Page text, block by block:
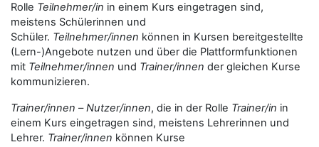
Rolle Teilnehmer/in in einem Kurs eingetragen sind,
meistens Schülerinnen und
Schüler. Teilnehmer/innen können in Kursen bereitgestellte
(Lern-)Angebote nutzen und über die Plattformfunktionen
mit Teilnehmer/innen und Trainer/innen der gleichen Kurse
kommunizieren.
Trainer/innen –Nutzer/innen, die in der Rolle Trainer/in in
einem Kurs eingetragen sind, meistens Lehrerinnen und
Lehrer. Trainer/innen können Kurse